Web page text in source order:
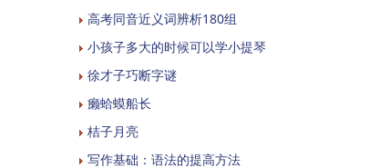
高考同音近义词辨析180组
小孩子多大的时候可以学小提琴
徐才子巧断字谜
癞蛤蟆船长
桔子月亮
写作基础：语法的提高方法